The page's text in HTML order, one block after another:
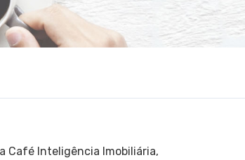
Café Inteligência Imobiliária,